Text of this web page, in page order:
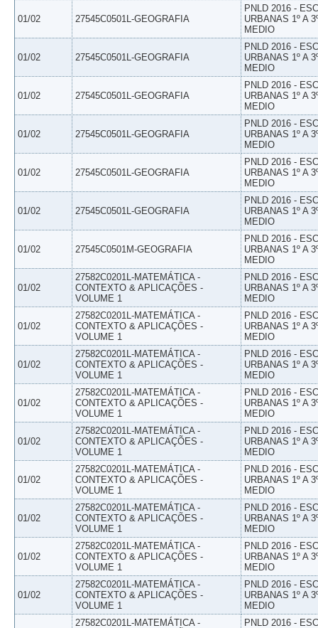
01/02 27545C0501L-GEOGRAFIA
PNLD 2016 -
URBANAS 1º A
MEDIO
01/02 27545C0501L-GEOGRAFIA
PNLD 2016 -
URBANAS 1º A
MEDIO
01/02 27545C0501L-GEOGRAFIA
PNLD 2016 -
URBANAS 1º A
MEDIO
01/02 27545C0501L-GEOGRAFIA
PNLD 2016 -
URBANAS 1º A
MEDIO
01/02 27545C0501L-GEOGRAFIA
PNLD 2016 -
URBANAS 1º A
MEDIO
01/02 27545C0501L-GEOGRAFIA
PNLD 2016 -
URBANAS 1º A
MEDIO
01/02 27545C0501M-GEOGRAFIA
PNLD 2016 -
URBANAS 1º A
MEDIO
01/02
27582C0201L-MATEMÁTICA -
CONTEXTO & APLICAÇÕES -
VOLUME 1
PNLD 2016 -
URBANAS 1º A
MEDIO
01/02
27582C0201L-MATEMÁTICA -
CONTEXTO & APLICAÇÕES -
VOLUME 1
PNLD 2016 -
URBANAS 1º A
MEDIO
01/02
27582C0201L-MATEMÁTICA -
CONTEXTO & APLICAÇÕES -
VOLUME 1
PNLD 2016 -
URBANAS 1º A
MEDIO
01/02
27582C0201L-MATEMÁTICA -
CONTEXTO & APLICAÇÕES -
VOLUME 1
PNLD 2016 -
URBANAS 1º A
MEDIO
01/02
27582C0201L-MATEMÁTICA -
CONTEXTO & APLICAÇÕES -
VOLUME 1
PNLD 2016 -
URBANAS 1º A
MEDIO
01/02
27582C0201L-MATEMÁTICA -
CONTEXTO & APLICAÇÕES -
VOLUME 1
PNLD 2016 -
URBANAS 1º A
MEDIO
01/02
27582C0201L-MATEMÁTICA -
CONTEXTO & APLICAÇÕES -
VOLUME 1
PNLD 2016 -
URBANAS 1º A
MEDIO
01/02
27582C0201L-MATEMÁTICA -
CONTEXTO & APLICAÇÕES -
VOLUME 1
PNLD 2016 -
URBANAS 1º A
MEDIO
01/02
27582C0201L-MATEMÁTICA -
CONTEXTO & APLICAÇÕES -
VOLUME 1
PNLD 2016 -
URBANAS 1º A
MEDIO
27582C0201L-MATEMÁTICA -
PNLD 2016 -